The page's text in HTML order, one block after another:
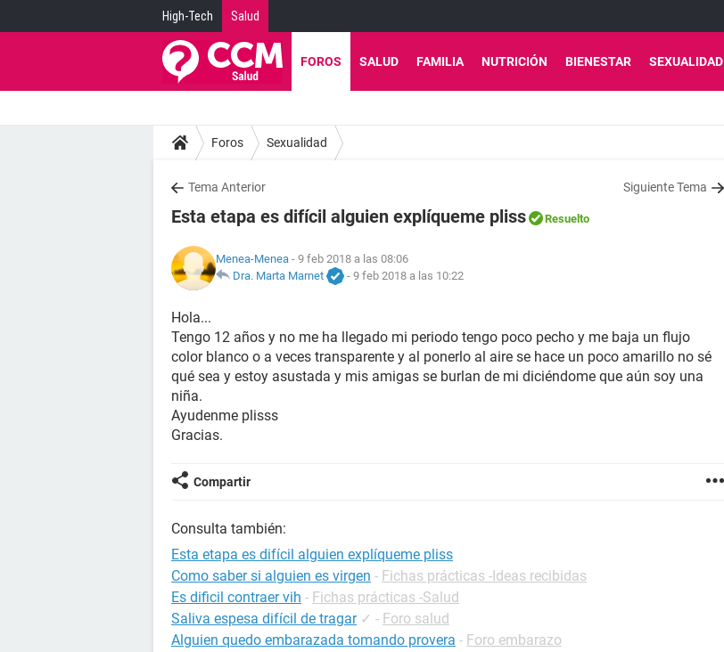
High-Tech Salud
FOROS SALUD FAMILIA NUTRICIÓN BIENESTAR SEXUALIDAD
Foros Sexualidad
Tema Anterior Siguiente Tema
Esta etapa es difícil alguien explíqueme pliss Resuelto
Menea-Menea - 9 feb 2018 a las 08:06
Dra. Marta Marnet
- 9 feb 2018 a las 10:22
Hola...
Tengo 12 años y no me ha llegado mi periodo tengo poco pecho y me baja un flujo
color blanco o a veces transparente y al ponerlo al aire se hace un poco amarillo no sé
qué sea y estoy asustada y mis amigas se burlan de mi diciéndome que aún soy una
niña.
Ayudenme plisss
Gracias.
Compartir
Consulta también:
Esta etapa es difícil alguien explíqueme pliss
Como saber si alguien es virgen - Fichas prácticas -Ideas recibidas
Es dificil contraer vih - Fichas prácticas -Salud
Saliva espesa difícil de tragar ✓ - Foro salud
Alguien quedo embarazada tomando provera - Foro embarazo